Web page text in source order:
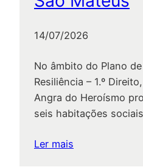
14/07/2026
No âmbito do Plano
Resiliência – 1.º
Angra do Heroísmo
seis habitações
Ler mais